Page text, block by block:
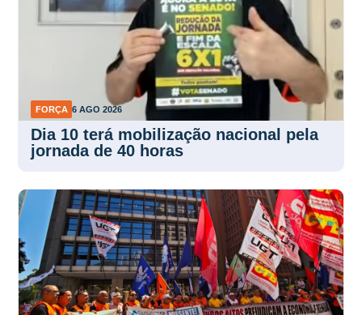
FORÇA 6 AGO 2026
Dia 10 terá mobilização nacional pela
jornada de 40 horas